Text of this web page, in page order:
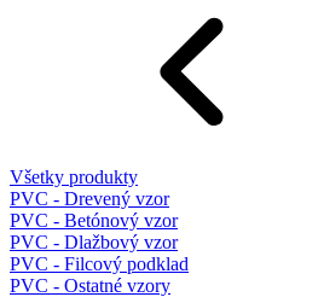
Všetky produkty
PVC - Drevený vzor
PVC - Betónový vzor
PVC - Dlažbový vzor
PVC - Filcový podklad
PVC - Ostatné vzory